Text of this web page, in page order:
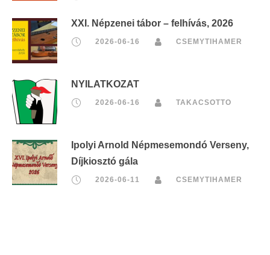
XXI. Népzenei tábor – felhívás, 2026
2026-06-16 CSEMYTIHAMER
NYILATKOZAT
2026-06-16 TAKACSOTTO
Ipolyi Arnold Népmesemondó Verseny,
Díjkiosztó gála
2026-06-11 CSEMYTIHAMER